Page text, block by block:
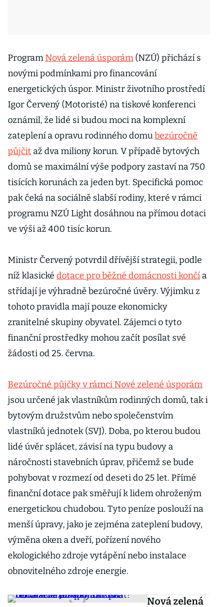
Program Nová zelená úsporám (NZÚ) přichází s
novými podmínkami pro financování
energetických úspor. Ministr životního prostředí
Igor Červený (Motoristé) na tiskové konferenci
oznámil, že lidé si budou moci na komplexní
zateplení a opravu rodinného domubezúročně
půjčit až dva miliony korun. V případě bytových
domů se maximální výše podpory zastaví na 750
tisících korunách za jeden byt. Specifická pomoc
pak čeká na sociálně slabší rodiny, které v rámci
programu NZÚ Light dosáhnou na přímou dotaci
ve výši až 400 tisíc korun.
Ministr Červený potvrdil dřívější strategii, podle
níž klasické dotace pro běžné domácnosti končí a
střídají je výhradně bezúročné úvěry. Výjimku z
tohoto pravidla mají pouze ekonomicky
zranitelné skupiny obyvatel. Zájemci o tyto
finanční prostředky mohou začít posílat své
žádosti od 25. června.
Bezúročné půjčky v rámci Nové zelené úsporám
jsou určené jak vlastníkům rodinných domů, tak i
bytovým družstvům nebo společenstvím
vlastníků jednotek (SVJ). Doba, po kterou budou
lidé úvěr splácet, závisí na typu budovy a
náročnosti stavebních úprav, přičemž se bude
pohybovat v rozmezí od deseti do 25 let. Přímé
finanční dotace pak směřují k lidem ohroženým
energetickou chudobou. Tyto peníze poslouží na
menší úpravy, jako je zejména zateplení budovy,
výměna oken a dveří, pořízení nového
ekologického zdroje vytápění nebo instalace
obnovitelného zdroje energie.
Nová zelená